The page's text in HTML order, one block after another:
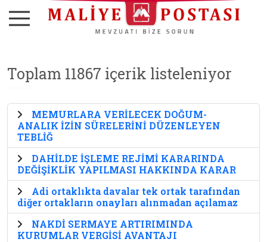
Toplam 11867 içerik listeleniyor
MEMURLARA VERİLECEK DOĞUM-
ANALIK İZİN SÜRELERİNİ DÜZENLEYEN
TEBLİĞ
DAHİLDE İŞLEME REJİMİ KARARINDA
DEĞİŞİKLİK YAPILMASI HAKKINDA KARAR
Adi ortaklıkta davalar tek ortak tarafından
diğer ortakların onayları alınmadan açılamaz
NAKDİ SERMAYE ARTIRIMINDA
KURUMLAR VERGİSİ AVANTAJI